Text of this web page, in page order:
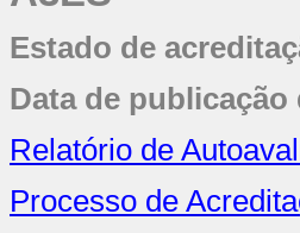
Estado de
Data de publicação
Relatório de
Processo de